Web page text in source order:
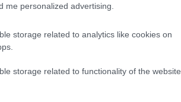
me personalized advertising.
storage related to analytics like cookies on
storage related to functionality of the website
campañas, sino que
. La segmentación precisa y
está respaldada por datos
y medible.